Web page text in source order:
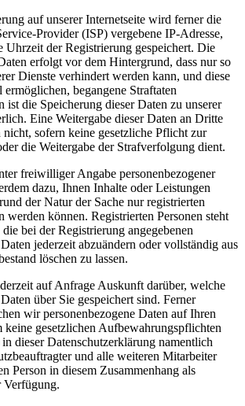
auf unserer Internetseite wird ferner die
Provider (ISP) vergebene IP-Adresse,
Uhrzeit der Registrierung gespeichert. Die
erfolgt vor dem Hintergrund, dass nur so
Dienste verhindert werden kann, und diese
begangene Straftaten
ist die Speicherung dieser Daten zu unserer
Eine Weitergabe dieser Daten an Dritte
sofern keine gesetzliche Pflicht zur
die Weitergabe der Strafverfolgung dient.
freiwilliger Angabe personenbezogener
dazu, Ihnen Inhalte oder Leistungen
der Natur der Sache nur registrierten
werden können. Registrierten Personen steht
bei der Registrierung angegebenen
jederzeit abzuändern oder vollständig aus
löschen zu lassen.
auf Anfrage Auskunft darüber, welche
über Sie gespeichert sind. Ferner
wir personenbezogene Daten auf Ihren
keine gesetzlichen Aufbewahrungspflichten
dieser Datenschutzerklärung namentlich
und alle weiteren Mitarbeiter
Person in diesem Zusammenhang als
Verfügung.